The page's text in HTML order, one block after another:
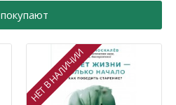
НЕТ В НАЛИЧИИ